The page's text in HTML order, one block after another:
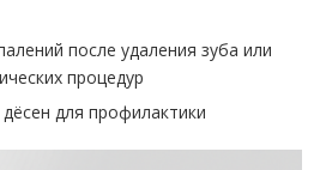
после удаления зуба или
процедур
для профилактики